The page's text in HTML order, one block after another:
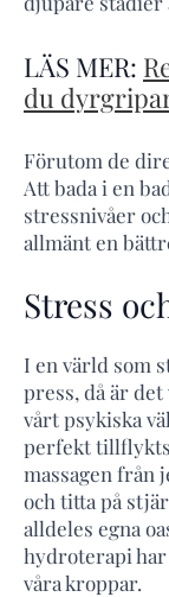
LÄS MER:
du
Förutom de
Att bada i en
stressnivåer
allmänt en
Stress
I en värld som
press, då är
vårt psykiska
perfekt
massagen från
och titta på
alldeles egna
hydroterapi har
våra kroppar.